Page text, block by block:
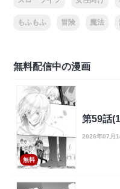
もふもふ 冒険 魔法
無料配信中の漫画
無料
第59話
2026年07月